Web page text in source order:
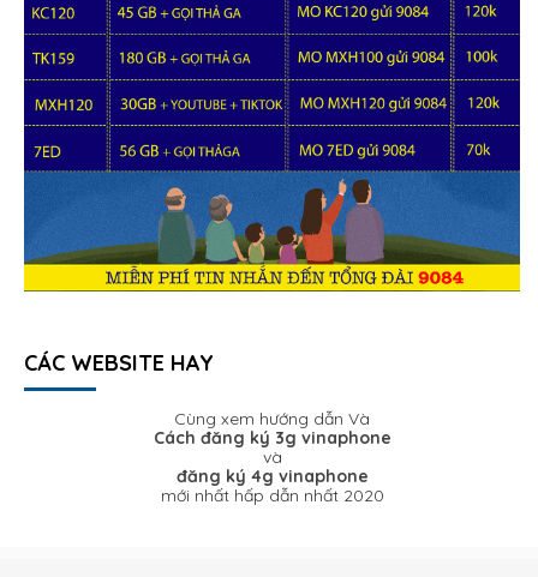
CÁC WEBSITE HAY
Cùng xem hướng dẫn Và
Cách đăng ký 3g vinaphone
và
đăng ký 4g vinaphone
mới nhất hấp dẫn nhất 2020